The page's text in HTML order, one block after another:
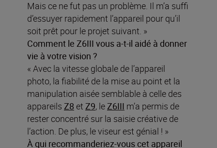
Mais ce ne fut pas un problème. Il m’a suffi
d’essuyer rapidement l’appareil pour qu’il
soit prêt pour le projet suivant. »
Comment le Z6III vous a-t-il aidé à donner
vie à votre vision ?
« Avec la vitesse globale de l’appareil
photo, la fiabilité de la mise au point et la
manipulation aisée semblable à celle des
appareils Z8 et Z9, leZ6III m’a permis de
rester concentré sur la saisie créative de
l’action. De plus, le viseur est génial ! »
À qui recommanderiez-vous cet appareil